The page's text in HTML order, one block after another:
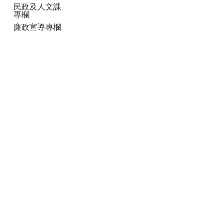
民政及人文課
專欄
廉政宣導專欄